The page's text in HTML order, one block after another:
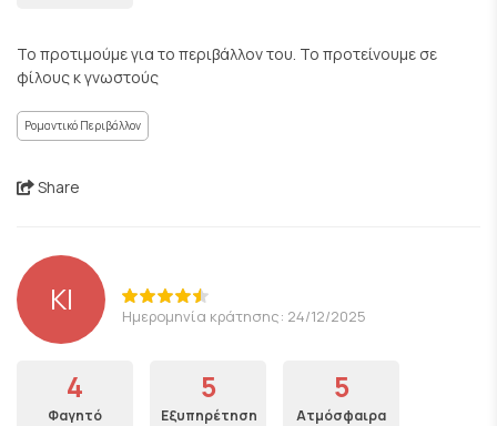
Το προτιμούμε για το περιβάλλον του. Το προτείνουμε σε
φίλους κ γνωστούς
Ρομαντικό Περιβάλλον
Share
KI Ημερομηνία κράτησης: 24/12/2025
4
Φαγητό
5
Εξυπηρέτηση
5
Ατμόσφαιρα